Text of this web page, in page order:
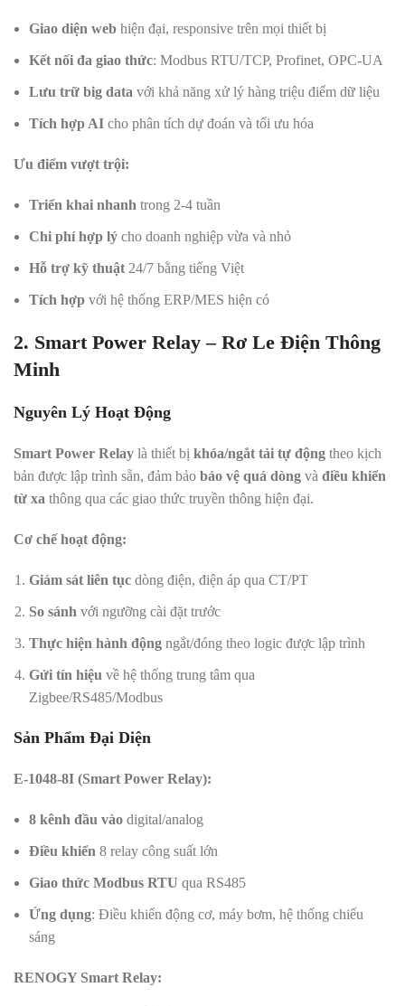
Giao diện web hiện đại, responsive trên mọi thiết bị
Kết nối đa giao thức: Modbus RTU/TCP, Profinet, OPC-UA
Lưu trữ big data với khả năng xử lý hàng triệu điểm dữ liệu
Tích hợp AI cho phân tích dự đoán và tối ưu hóa
Ưu điểm vượt trội:
Triển khai nhanh trong 2-4 tuần
Chi phí hợp lý cho doanh nghiệp vừa và nhỏ
Hỗ trợ kỹ thuật 24/7 bằng tiếng Việt
Tích hợp với hệ thống ERP/MES hiện có
2. Smart Power Relay – Rơ Le Điện Thông
Minh
Nguyên Lý Hoạt Động
Smart Power Relay là thiết bị khóa/ngắt tải tự động theo kịch
bản được lập trình sẵn, đảm bảo bảo vệ quá dòng và điều khiển
từ xa thông qua các giao thức truyền thông hiện đại.
Cơ chế hoạt động:
Giám sát liên tục dòng điện, điện áp qua CT/PT
So sánh với ngưỡng cài đặt trước
Thực hiện hành động ngắt/đóng theo logic được lập trình
Gửi tín hiệu về hệ thống trung tâm qua
Zigbee/RS485/Modbus
Sản Phẩm Đại Diện
E-1048-8I (Smart Power Relay):
8 kênh đầu vào digital/analog
Điều khiển 8 relay công suất lớn
Giao thức Modbus RTU qua RS485
Ứng dụng: Điều khiển động cơ, máy bơm, hệ thống chiếu
sáng
RENOGY Smart Relay: